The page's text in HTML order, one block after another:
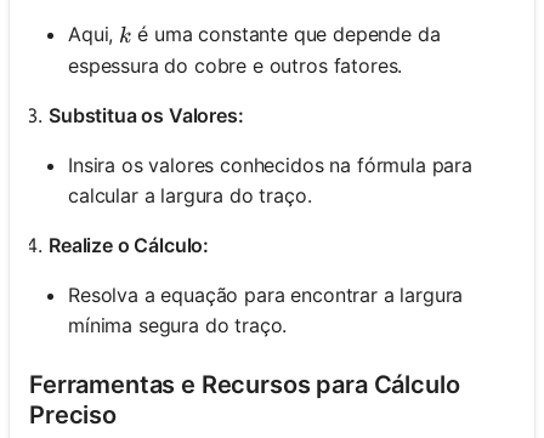
Aqui, k
k é uma constante que depende da
espessura do cobre e outros fatores.
Substitua os Valores:
Insira os valores conhecidos na fórmula para
calcular a largura do traço.
Realize o Cálculo:
Resolva a equação para encontrar a largura
mínima segura do traço.
Ferramentas e Recursos para Cálculo
Preciso